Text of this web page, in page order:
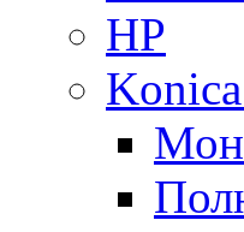
HP